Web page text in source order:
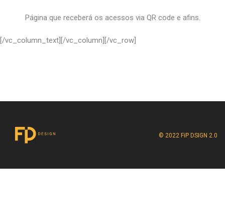
Página que receberá os acessos via QR code e afins.
[/vc_column_text][/vc_column][/vc_row]
© 2022 FiP DSIGN 2.0